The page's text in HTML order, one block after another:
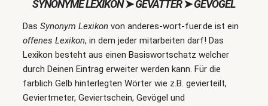
SYNONYME LEXIKON➤GEVATTER➤GEVÖGEL
Das Synonym Lexikonvon anderes-wort-fuer.de ist ein
offenes Lexikon, in dem jeder mitarbeiten darf! Das
Lexikon besteht aus einen Basiswortschatz welcher
durch Deinen Eintrag erweiter werden kann. Für die
farblich Gelb hinterlegten Wörter wie z.B. gevierteilt,
Geviertmeter, Geviertschein, Gevögel und